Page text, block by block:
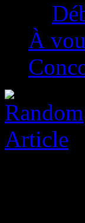
À